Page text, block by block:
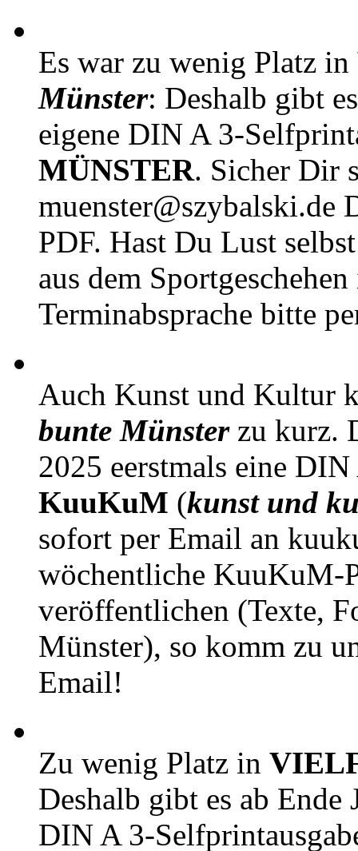
Es war zu wenig Platz in
Münster: Deshalb gibt
eigene DIN A 3-
MÜNSTER. Sicher Dir
muenster@szybalski.de
PDF. Hast Du Lust
aus dem
Terminabsprache bitte
Auch Kunst und Kultur
bunte Münsterzu kurz.
2025 eerstmals eine
KuuKuM (kunst und
sofort per Email an
wöchentliche KuuKuM-
veröffentlichen (Texte,
Münster), so komm zu
Email!
Zu wenig Platz in
Deshalb gibt es ab Ende
DIN A 3-